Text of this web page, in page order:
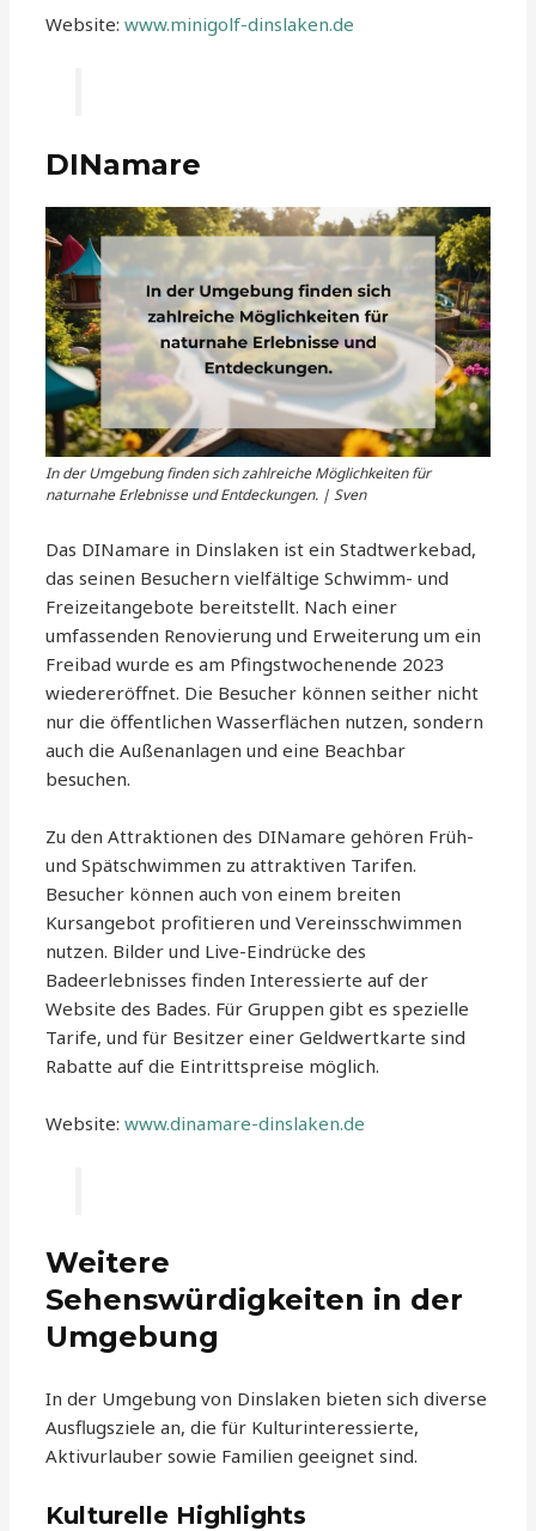
Website:www.minigolf-dinslaken.de
DINamare
In der Umgebung finden sich zahlreiche Möglichkeiten für
naturnahe Erlebnisse und Entdeckungen. | Sven
Das DINamare in Dinslaken ist ein Stadtwerkebad,
das seinen Besuchern vielfältige Schwimm- und
Freizeitangebote bereitstellt. Nach einer
umfassenden Renovierung und Erweiterung um ein
Freibad wurde es am Pfingstwochenende 2023
wiedereröffnet. Die Besucher können seither nicht
nur die öffentlichen Wasserflächen nutzen, sondern
auch die Außenanlagen und eine Beachbar
besuchen.
Zu den Attraktionen des DINamare gehören Früh-
und Spätschwimmen zu attraktiven Tarifen.
Besucher können auch von einem breiten
Kursangebot profitieren und Vereinsschwimmen
nutzen. Bilder und Live-Eindrücke des
Badeerlebnisses finden Interessierte auf der
Website des Bades. Für Gruppen gibt es spezielle
Tarife, und für Besitzer einer Geldwertkarte sind
Rabatte auf die Eintrittspreise möglich.
Website:www.dinamare-dinslaken.de
Weitere
Sehenswürdigkeiten in der
Umgebung
In der Umgebung von Dinslaken bieten sich diverse
Ausflugsziele an, die für Kulturinteressierte,
Aktivurlauber sowie Familien geeignet sind.
Kulturelle Highlights